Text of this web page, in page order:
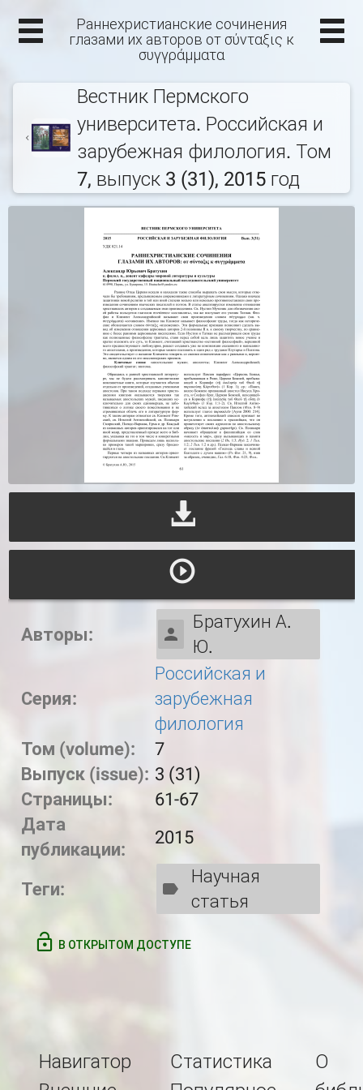
Раннехристианские сочинения
глазами их авторов от σύνταξις к
συγγράμματα
Вестник Пермского
университета. Российская и
зарубежная филология. Том
7, выпуск 3 (31), 2015 год
Авторы:
Братухин А.
Ю.
Серия:
Российская и
зарубежная
филология
Том (volume):
7
Выпуск (issue): 3 (31)
Страницы:
61-67
Дата
публикации:
2015
Теги:
Научная
статья
В ОТКРЫТОМ ДОСТУПЕ
Навигатор
Статистика
О